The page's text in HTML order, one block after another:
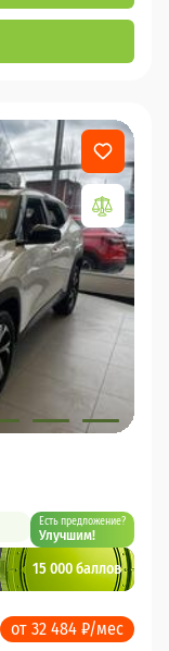
Есть предложение?
Улучшим!
15 000 баллов
от 32 484 ₽/мес